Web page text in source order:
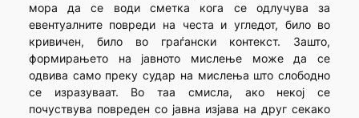
мора да се води сметка кога се одлучува за
евентуалните повреди на честа и угледот, било во
кривичен, било во граѓански контекст. Зашто,
формирањето на јавното мислење може да се
одвива само преку судар на мислења што слободно
се изразуваат. Во таа смисла, ако некој се
почуствува повреден со јавна изјава на друг секако